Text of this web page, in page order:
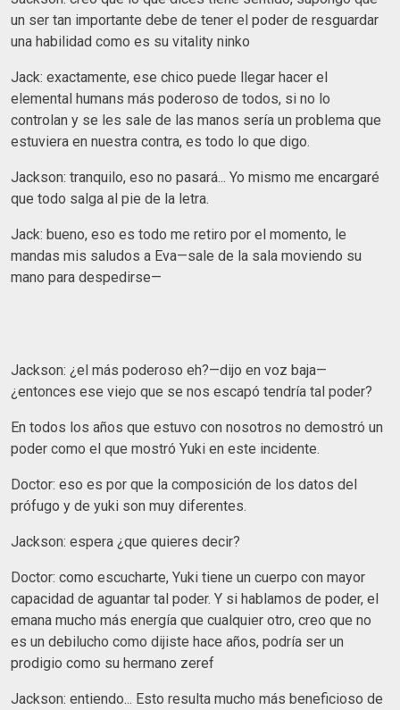
un ser tan importante debe de tener el poder de resguardar
una habilidad como es su vitality ninko
Jack: exactamente, ese chico puede llegar hacer el
elemental humans más poderoso de todos, si no lo
controlan y se les sale de las manos sería un problema que
estuviera en nuestra contra, es todo lo que digo.
Jackson: tranquilo, eso no pasará... Yo mismo me encargaré
que todo salga al pie de la letra.
Jack: bueno, eso es todo me retiro por el momento, le
mandas mis saludos a Eva—sale de la sala moviendo su
mano para despedirse—
Jackson: ¿el más poderoso eh?—dijo en voz baja—
¿entonces ese viejo que se nos escapó tendría tal poder?
En todos los años que estuvo con nosotros no demostró un
poder como el que mostró Yuki en este incidente.
Doctor: eso es por que la composición de los datos del
prófugo y de yuki son muy diferentes.
Jackson: espera ¿que quieres decir?
Doctor: como escucharte, Yuki tiene un cuerpo con mayor
capacidad de aguantar tal poder. Y si hablamos de poder, el
emana mucho más energía que cualquier otro, creo que no
es un debilucho como dijiste hace años, podría ser un
prodigio como su hermano zeref
Jackson: entiendo... Esto resulta mucho más beneficioso de